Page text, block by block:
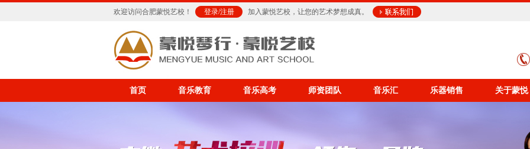
欢迎访问合肥蒙悦艺校！ 登录/注册 加入蒙悦艺校，让您的艺术梦想成真。
首页 音乐教育 音乐高考 师资团队 音乐汇 乐器销售 关于蒙悦